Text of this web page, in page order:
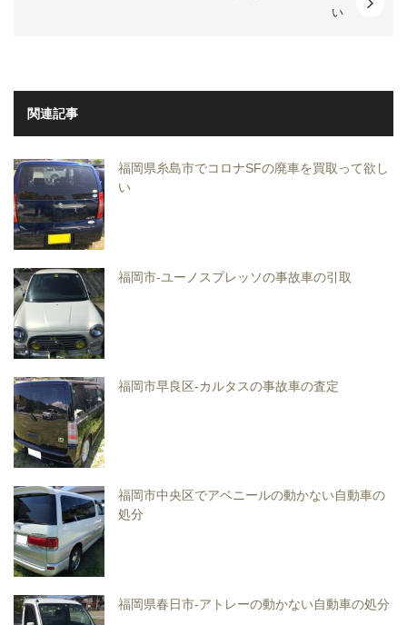
い
関連記事
福岡県糸島市でコロナSFの廃車を買取って欲し
い
福岡市-ユーノスプレッソの事故車の引取
福岡市早良区-カルタスの事故車の査定
福岡市中央区でアベニールの動かない自動車の
処分
福岡県春日市-アトレーの動かない自動車の処分